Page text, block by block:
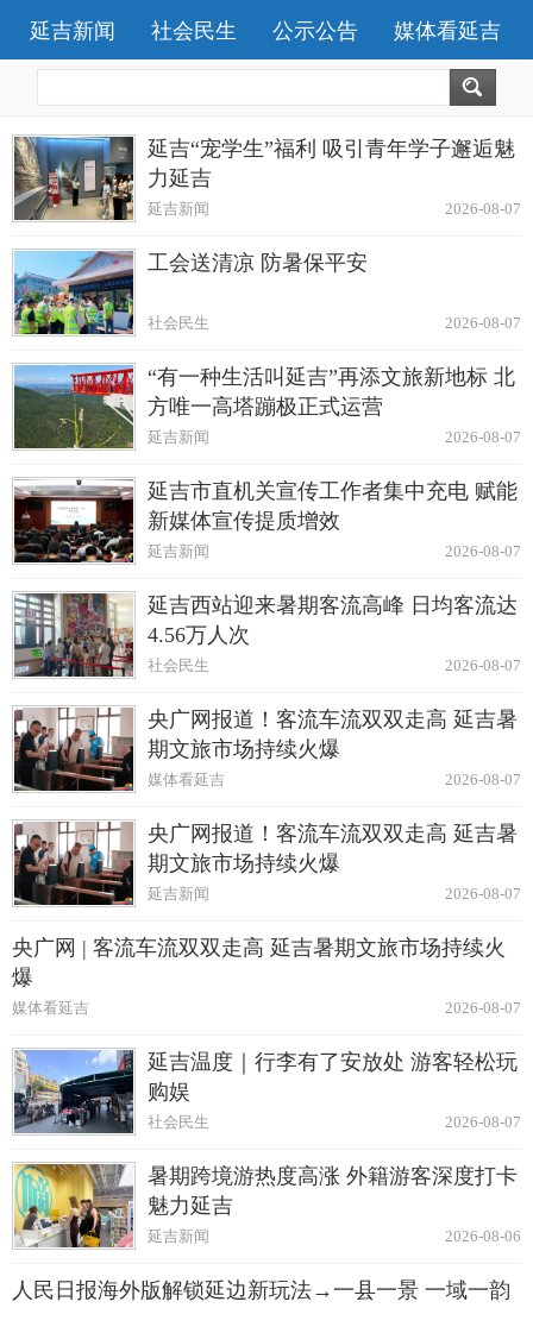
延吉新闻 社会民生 公示公告 媒体看延吉
延吉“宠学生”福利 吸引青年学子邂逅魅
力延吉
2026-08-07
延吉新闻
工会送清凉 防暑保平安
2026-08-07
社会民生
“有一种生活叫延吉”再添文旅新地标 北
方唯一高塔蹦极正式运营
2026-08-07
延吉新闻
延吉市直机关宣传工作者集中充电 赋能
新媒体宣传提质增效
2026-08-07
延吉新闻
延吉西站迎来暑期客流高峰 日均客流达
4.56万人次
2026-08-07
社会民生
央广网报道！客流车流双双走高 延吉暑
期文旅市场持续火爆
2026-08-07
媒体看延吉
央广网报道！客流车流双双走高 延吉暑
期文旅市场持续火爆
2026-08-07
延吉新闻
央广网 | 客流车流双双走高 延吉暑期文旅市场持续火
爆
2026-08-07
媒体看延吉
延吉温度｜行李有了安放处 游客轻松玩
购娱
2026-08-07
社会民生
暑期跨境游热度高涨 外籍游客深度打卡
魅力延吉
2026-08-06
延吉新闻
人民日报海外版解锁延边新玩法→一县一景 一域一韵